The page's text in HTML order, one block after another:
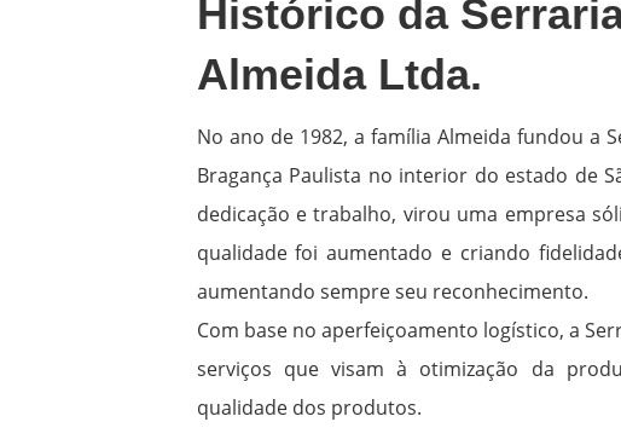
Histórico da
Almeida Ltda.
No ano de 1982, a família Almeida fundou a
Bragança Paulista no interior do estado de
dedicação e trabalho, virou uma empresa
qualidade foi aumentado e criando
aumentando sempre seu reconhecimento.
Com base no aperfeiçoamento logístico, a
serviços que visam à otimização da
qualidade dos produtos.